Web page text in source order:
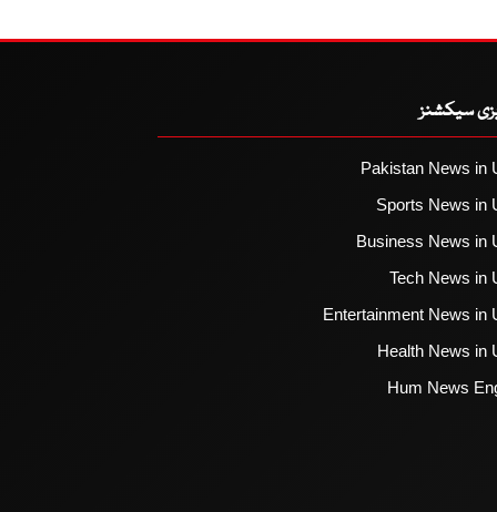
سیکشنز
Pakistan News in
Sports News in
Business News in
Tech News in
Entertainment News in
Health News in
Hum News